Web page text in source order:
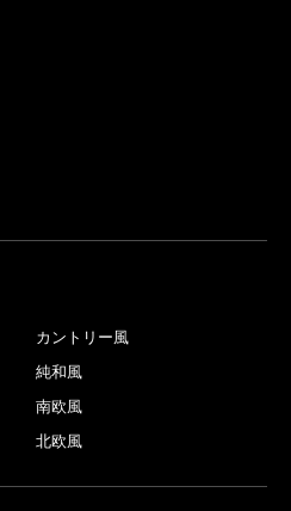
カントリー風
純和風
南欧風
北欧風